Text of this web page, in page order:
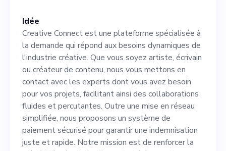
cofondateur travaillera en
étroite collaboration avec
moi, le fondateur. Ensemble,
nous élaborerons des
stratégies, obtiendrons des
financements
supplémentaires et
Idée
Creative Connect est une plateforme spécialisée à
la demande qui répond aux besoins dynamiques de
l'industrie créative. Que vous soyez artiste, écrivain
ou créateur de contenu, nous vous mettons en
contact avec les experts dont vous avez besoin
pour vos projets, facilitant ainsi des collaborations
fluides et percutantes. Outre une mise en réseau
simplifiée, nous proposons un système de
paiement sécurisé pour garantir une indemnisation
juste et rapide. Notre mission est de renforcer la